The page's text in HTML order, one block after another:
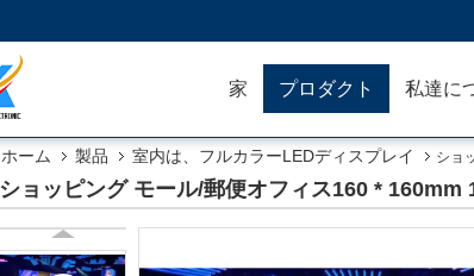
家 プロダクト 私達に
ホーム 製品 室内は、フルカラーLEDディスプレイ ショ
ショッピング モール/郵便オフィス160 *